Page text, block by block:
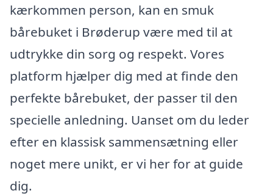
kærkommen person, kan en smuk
bårebuket i Brøderup være med til at
udtrykke din sorg og respekt. Vores
platform hjælper dig med at finde den
perfekte bårebuket, der passer til den
specielle anledning. Uanset om du leder
efter en klassisk sammensætning eller
noget mere unikt, er vi her for at guide
dig.